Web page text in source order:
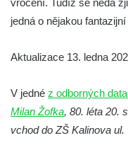
Mozaika Město a
Část skleněné
Mozaika Oslava
Chomutově
jedná o nějakou
Aktualizace 13. ledna
V jedné z odborných
Milan Žofka, 80. léta 20.
vchod do ZŠ Kalinova ul.